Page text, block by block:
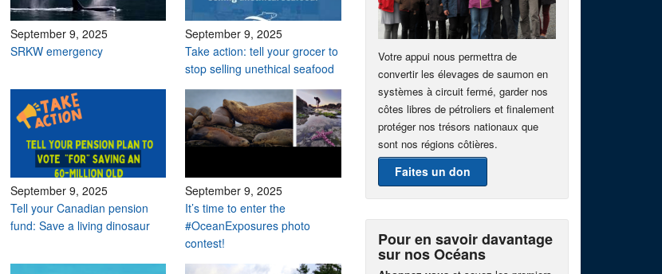
September 9, 2025
SRKW emergency
September 9, 2025
Take action: tell your grocer to
stop selling unethical seafood
September 9, 2025
Tell your Canadian pension
fund: Save a living dinosaur
September 9, 2025
It’s time to enter the
#OceanExposures photo
contest!
Votre appui nous permettra de
convertir les élevages de saumon en
systèmes à circuit fermé, garder nos
côtes libres de pétroliers et finalement
protéger nos trésors nationaux que
sont nos régions côtières.
Faites un don
Pour en savoir davantage
sur nos Océans